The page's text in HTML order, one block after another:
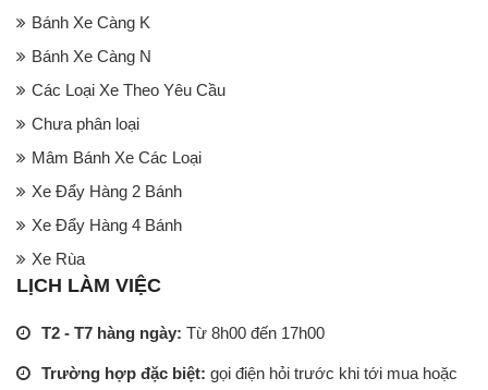
Bánh Xe Càng K
Bánh Xe Càng N
Các Loại Xe Theo Yêu Cầu
Chưa phân loại
Mâm Bánh Xe Các Loại
Xe Đẩy Hàng 2 Bánh
Xe Đẩy Hàng 4 Bánh
Xe Rùa
LỊCH LÀM VIỆC
T2 - T7 hàng ngày: Từ 8h00 đến 17h00
Trường hợp đặc biệt: gọi điện hỏi trước khi tới mua hoặc